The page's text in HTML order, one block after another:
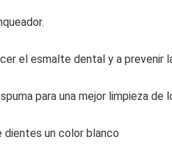
el esmalte dental y a prevenir
para una mejor limpieza de
dientes un color blanco